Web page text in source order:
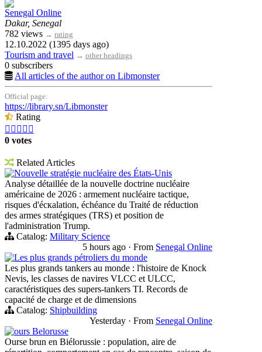
Senegal Online
Dakar, Senegal
782 views → rating
12.10.2022 (1395 days ago)
Tourism and travel → other headings
0 subscribers
All articles of the author on Libmonster
Official page:
https://library.sn/Libmonster
Rating
    
0 votes
Related Articles
Nouvelle stratégie nucléaire des États-Unis
Analyse détaillée de la nouvelle doctrine nucléaire
américaine de 2026 : armement nucléaire tactique,
risques d'éскаlation, échéance du Traité de réduction
des armes stratégiques (TRS) et position de
l'administration Trump.
Catalog: Military Science
5 hours ago · From Senegal Online
Les plus grands pétroliers du monde
Les plus grands tankers au monde : l'histoire de Knock
Nevis, les classes de navires VLCC et ULCC,
caractéristiques des supers-tankers TI. Records de
capacité de charge et de dimensions
Catalog: Shipbuilding
Yesterday · From Senegal Online
ours Belorusse
Ourse brun en Biélorussie : population, aire de